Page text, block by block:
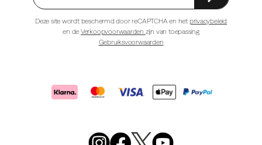
Deze site wordt beschermd door reCAPTCHA en het privacybeleid
en de Verkoopvoorwaarden zijn van toepassing
Gebruiksvoorwaarden
Merrell
Footwear
on